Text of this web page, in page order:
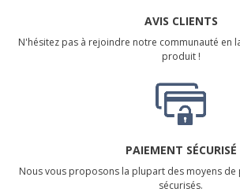
AVIS CLIENTS
N'hésitez pas à rejoindre notre communauté en
produit !
PAIEMENT SÉCURISÉ
Nous vous proposons la plupart des moyens
sécurisés.